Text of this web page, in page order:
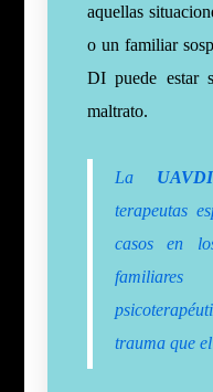
aquellas
o un familiar
DI puede estar
maltrato.
La
terapeutas
casos en
trauma que